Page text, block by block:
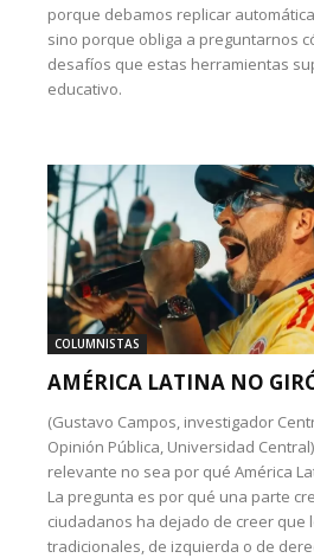
porque debamos replicar
sino porque obliga a preguntarnos
desafíos que estas herramientas
educativo.
COLUMNISTAS
AMÉRICA LATINA NO
(Gustavo Campos, investigador
Opinión Pública, Universidad
relevante no sea por qué América
La pregunta es por qué una parte
ciudadanos ha dejado de creer que
tradicionales, de izquierda o de